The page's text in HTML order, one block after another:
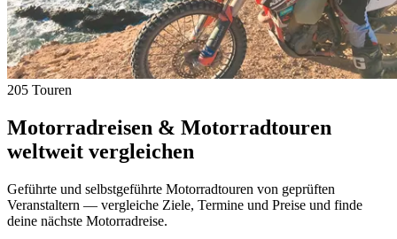
205 Touren
Motorradreisen & Motorradtouren
weltweit vergleichen
Geführte und selbstgeführte Motorradtouren von geprüften
Veranstaltern — vergleiche Ziele, Termine und Preise und finde
deine nächste Motorradreise.